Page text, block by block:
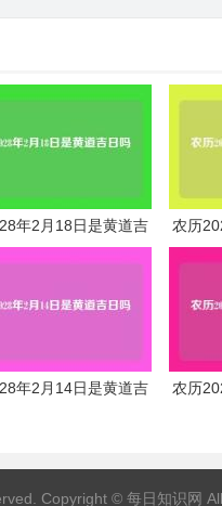
年2月18日是黄道吉
日吗
农历
年2月14日是黄道吉
农历
Copyright © 每日知识网